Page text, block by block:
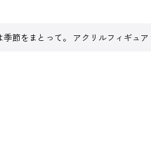
季節をまとって。 アクリルフィギュ